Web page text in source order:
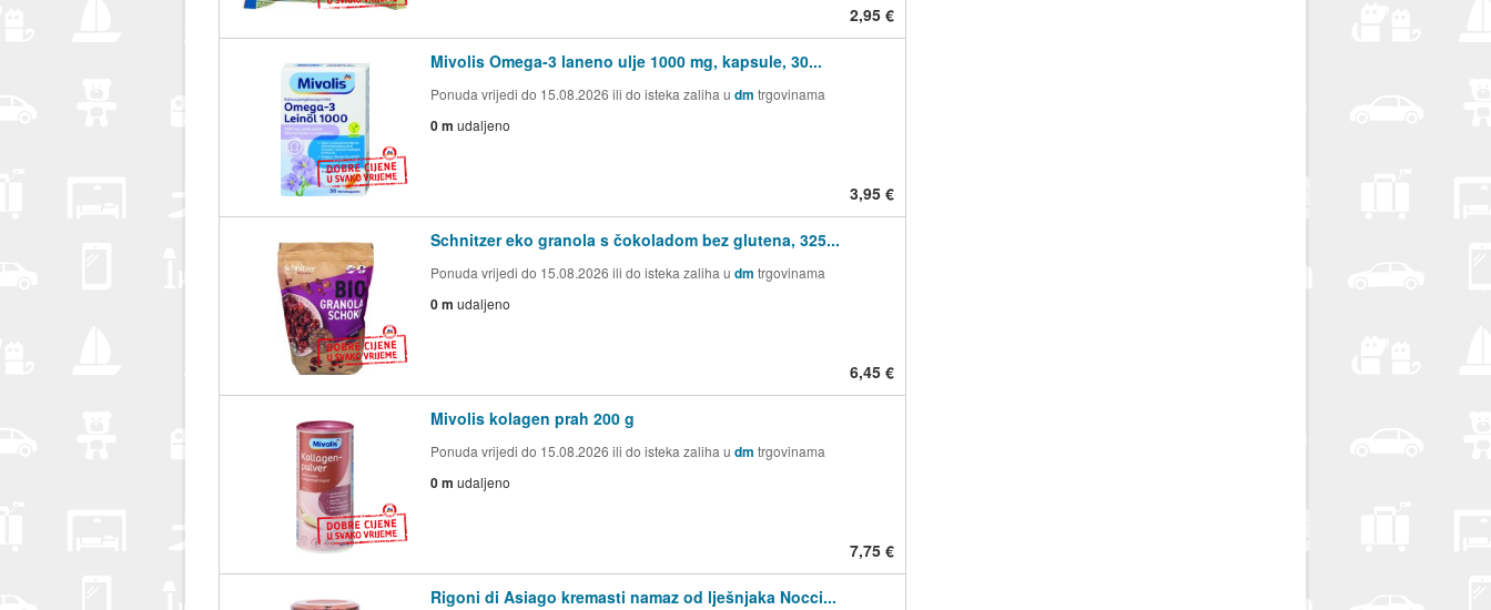
2,95 €
Mivolis Omega-3 laneno ulje 1000 mg, kapsule, 30...
Ponuda vrijedi do 15.08.2026 ili do isteka zaliha u dm trgovinama
0 m udaljeno
3,95 €
Schnitzer eko granola s čokoladom bez glutena, 325...
Ponuda vrijedi do 15.08.2026 ili do isteka zaliha u dm trgovinama
0 m udaljeno
6,45 €
Mivolis kolagen prah 200 g
Ponuda vrijedi do 15.08.2026 ili do isteka zaliha u dm trgovinama
0 m udaljeno
7,75 €
Rigoni di Asiago kremasti namaz od lješnjaka Nocci...